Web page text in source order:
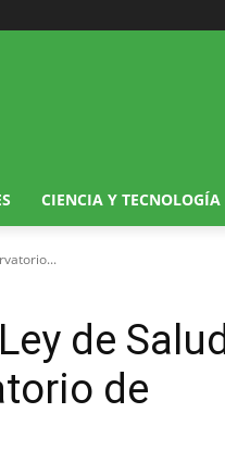
CIENCIA Y TECNOLOGÍA
de Salud
de